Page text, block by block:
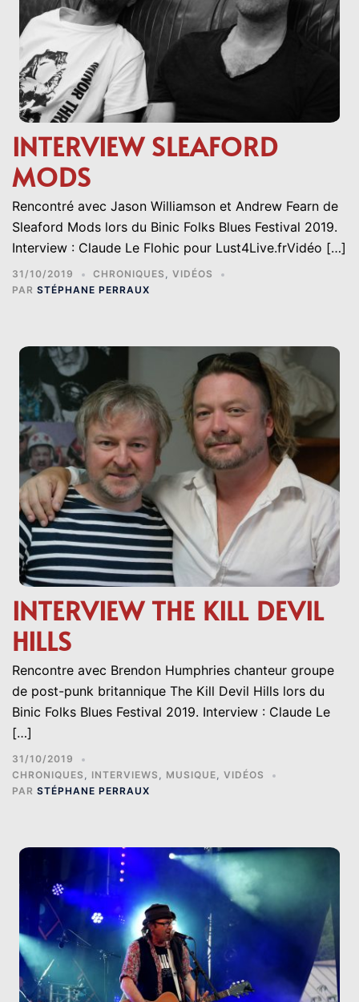
INTERVIEW SLEAFORD
MODS
Rencontré avec Jason Williamson et Andrew Fearn de
Sleaford Mods lors du Binic Folks Blues Festival 2019.
Interview : Claude Le Flohic pour Lust4Live.frVidéo […]
31/10/2019 CHRONIQUES , VIDÉOS
PAR STÉPHANE PERRAUX
INTERVIEW THE KILL DEVIL
HILLS
Rencontre avec Brendon Humphries chanteur groupe
de post-punk britannique The Kill Devil Hills lors du
Binic Folks Blues Festival 2019. Interview : Claude Le
[…]
31/10/2019
CHRONIQUES , INTERVIEWS , MUSIQUE, VIDÉOS
PAR STÉPHANE PERRAUX